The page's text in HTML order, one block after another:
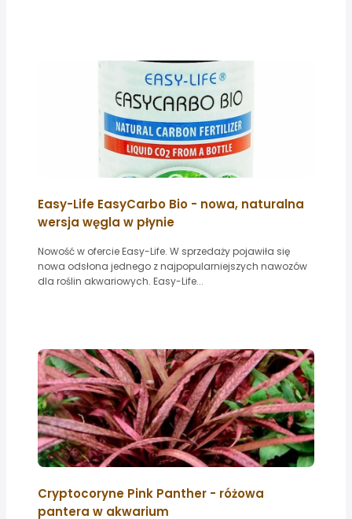
Easy-Life EasyCarbo Bio - nowa, naturalna
wersja węgla w płynie
Nowość w ofercie Easy-Life. W sprzedaży pojawiła się
nowa odsłona jednego z najpopularniejszych nawozów
dla roślin akwariowych. Easy-Life...
Cryptocoryne Pink Panther - różowa
pantera w akwarium